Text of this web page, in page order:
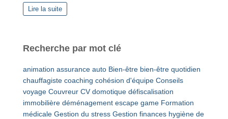
Lire la suite
Recherche par mot clé
animation assurance auto Bien-être bien-être quotidien
chauffagiste coaching cohésion d'équipe Conseils
voyage Couvreur CV domotique défiscalisation
immobilière déménagement escape game Formation
médicale Gestion du stress Gestion finances hygiène de